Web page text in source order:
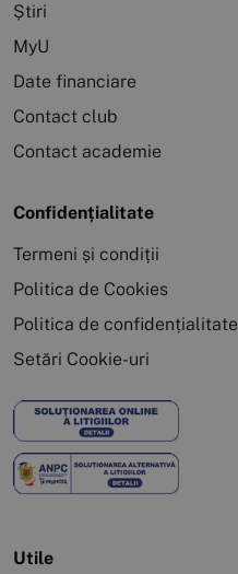
Știri
MyU
Date financiare
Contact club
Contact academie
Confidențialitate
Termeni și condiții
Politica de Cookies
Politica de confidențialitate
Setări Cookie-uri
Utile